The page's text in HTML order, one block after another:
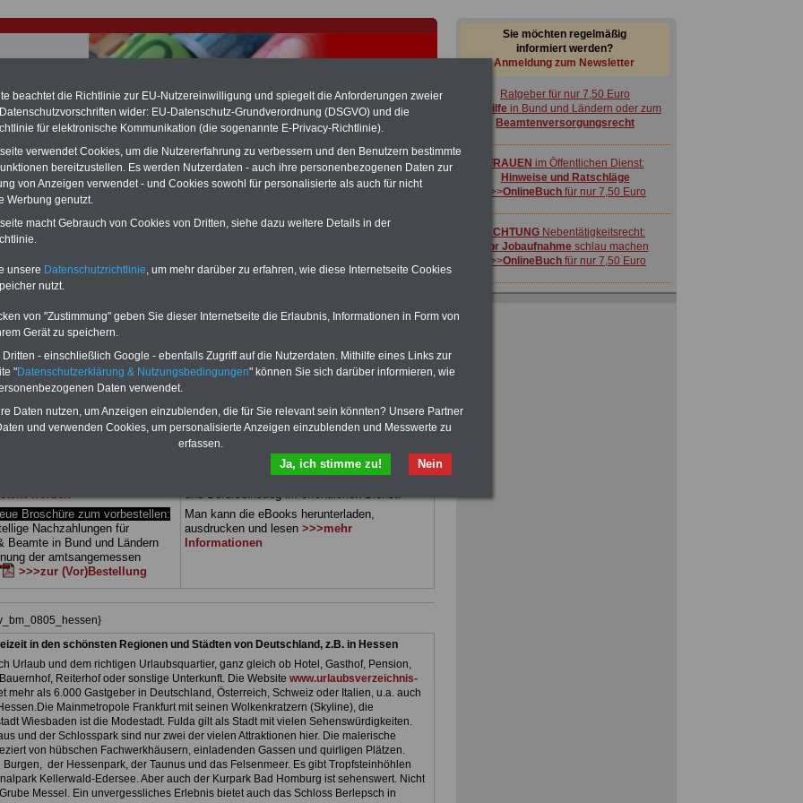
für Beamte & Ruhestandsbeamte (zu geringe Alimentation)
hat die Landesbesoldung von Berlin für die Jahre 2008 bis
erklärt (Berlin muss bisMärz 2027 eine Neuregelung der
die zun hohen Nachzahlungen führen wird). Auch beim Bund
wird es hohe Nachzahlungen geben (Medienberichten
alle (!) Beamte zwischen mind. 3.000 und 13.000 Euro
,rechnen. Der INFO-
hierzu eine Broschüre heraus, die unmittelbar nach dem Beschluss des
der Bundesregierung vorgelegt wird (wahrscheinlich im Quartal.2026
Beamte und den öffentlichen Dienst in Hessen: Forderungen
mit drei Ratgebern für nur
für Beamtinnen
versorgungsrecht
sowie Beihilferecht in Bund und
drei Ratgeber sind übersichtlich
werden
Broschüre zum vorbestellen:
Nachzahlungen für
Beamte in Bund und Ländern
der amtsangemessen
>>>zur (Vor)Bestellung
PDF-SERVICE: 10 Bücher bzw. eBooks zu
wichtigen Themen für Beamte und dem Öff.
können Sie zehn Bücher als eBook
herunterladen, auch für Beschäftigte des
Landes Hessen
geeignet: die Bücher
behandeln Beamtenrecht, Besoldung, Beihilfe,
Beamtenversorgung, Rund ums Geld,
und Berufseinstieg im öffentlichen Dienst.
Man kann die eBooks herunterladen,
ausdrucken und lesen >>>mehr
Informationen
in den schönsten Regionen und Städten von Deutschland, z.B. in Hessen
Urlaub und dem richtigen Urlaubsquartier, ganz gleich ob Hotel, Gasthof, Pension,
Reiterhof oder sonstige Unterkunft. Die Website www.urlaubsverzeichnis-
mehr als 6.000 Gastgeber in Deutschland, Österreich, Schweiz oder Italien, u.a. auch
Mainmetropole Frankfurt mit seinen Wolkenkratzern (Skyline), die
Wiesbaden ist die Modestadt. Fulda gilt als Stadt mit vielen Sehenswürdigkeiten.
und der Schlosspark sind nur zwei der vielen Attraktionen hier. Die malerische
von hübschen Fachwerkhäusern, einladenden Gassen und quirligen Plätzen.
der Hessenpark, der Taunus und das Felsenmeer. Es gibt Tropfsteinhöhlen
Kellerwald-Edersee. Aber auch der Kurpark Bad Homburg ist sehenswert. Nicht
Messel. Ein unvergessliches Erlebnis bietet auch das Schloss Berlepsch in
Sie möchten regelmäßig
informiert werden?
Anmeldung zum Newsletter
Ratgeber für nur 7,50 Euro
Beihilfe in Bund und Ländern oder zum
Beamtenversorgungsrecht
FRAUEN im Öffentlichen Dienst:
Hinweise und Ratschläge
>>>OnlineBuch für nur 7,50 Euro
ACHTUNG Nebentätigkeitsrecht:
vor Jobaufnahmeschlau machen
>>>OnlineBuch für nur 7,50 Euro
beachtet die Richtlinie zur EU-Nutzereinwilligung und spiegelt die Anforderungen zweier
wider: EU-Datenschutz-Grundverordnung (DSGVO) und die
für elektronische Kommunikation (die sogenannte E-Privacy-Richtlinie).
verwendet Cookies, um die Nutzererfahrung zu verbessern und den Benutzern bestimmte
bereitzustellen. Es werden Nutzerdaten - auch ihre personenbezogenen Daten zur
von Anzeigen verwendet - und Cookies sowohl für personalisierte als auch für nicht
Werbung genutzt.
macht Gebrauch von Cookies von Dritten, siehe dazu weitere Details in der
unsere Datenschutzrichtlinie, um mehr darüber zu erfahren, wie diese Internetseite Cookies
nutzt.
von "Zustimmung" geben Sie dieser Internetseite die Erlaubnis, Informationen in Form von
Gerät zu speichern.
- einschließlich Google - ebenfalls Zugriff auf die Nutzerdaten. Mithilfe eines Links zur
"Datenschutzerklärung & Nutzungsbedingungen" können Sie sich darüber informieren, wie
Daten verwendet.
Daten nutzen, um Anzeigen einzublenden, die für Sie relevant sein könnten? Unsere Partner
und verwenden Cookies, um personalisierte Anzeigen einzublenden und Messwerte zu
erfassen.
Nein
Ja, ich stimme zu!